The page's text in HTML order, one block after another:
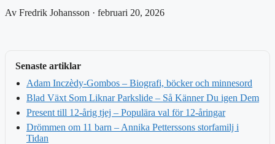
Av Fredrik Johansson · februari 20, 2026
Senaste artiklar
Adam Inczèdy-Gombos – Biografi, böcker och minnesord
Blad Växt Som Liknar Parkslide – Så Känner Du igen Dem
Present till 12-årig tjej – Populära val för 12-åringar
Drömmen om 11 barn – Annika Petterssons storfamilj i
Tidan